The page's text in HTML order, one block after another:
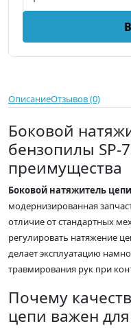
ОписаниеОтзывов (0)
Боковой
бензопилы SP-
преимущества
Боковой натяжитель
модернизированная
отличие от стандартных
регулировать натяжение
делает эксплуатацию
травмирования рук при
Почему
цепи важен